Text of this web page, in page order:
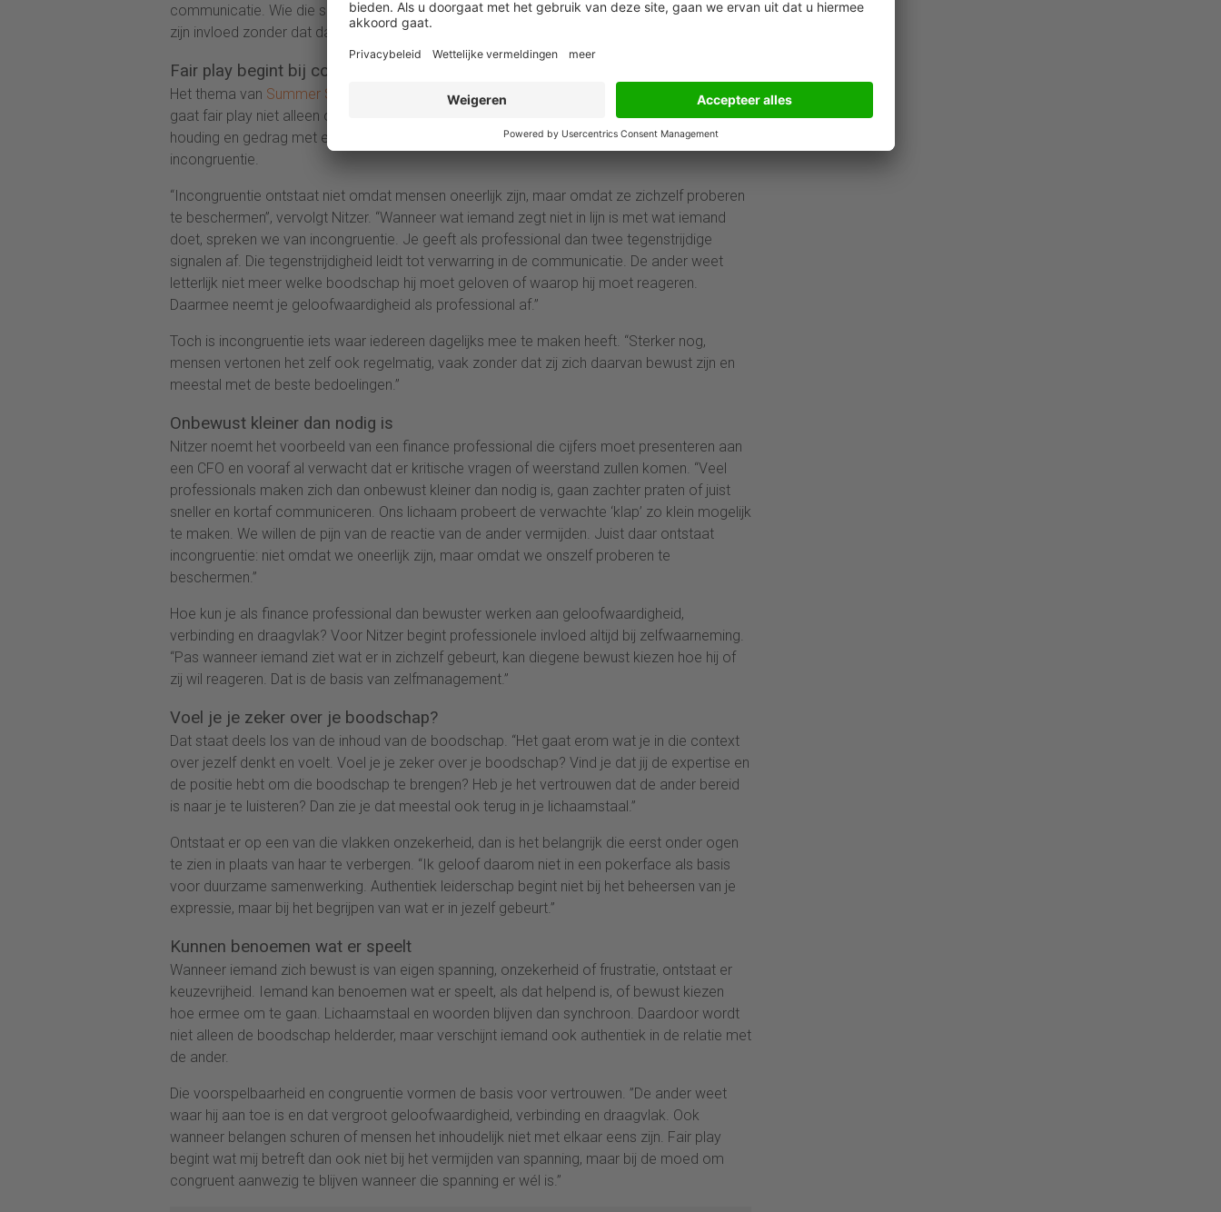
communicatie. Wie die signalen leert herkennen en daarop bewust leert reageren, vergroot
zijn invloed zonder dat daar formele macht voor nodig is.
Fair play begint bij congruentie
Het thema van Summer School 2026
is Fair play in een woelige wereld. In communicatie
gaat fair play niet alleen over wat iemand zegt, maar ook over de vraag of woorden,
houding en gedrag met elkaar kloppen. Wanneer die signalen uiteenlopen, ontstaat
incongruentie.
“Incongruentie ontstaat niet omdat mensen oneerlijk zijn, maar omdat ze zichzelf proberen
te beschermen”, vervolgt Nitzer. “Wanneer wat iemand zegt niet in lijn is met wat iemand
doet, spreken we van incongruentie. Je geeft als professional dan twee tegenstrijdige
signalen af. Die tegenstrijdigheid leidt tot verwarring in de communicatie. De ander weet
letterlijk niet meer welke boodschap hij moet geloven of waarop hij moet reageren.
Daarmee neemt je geloofwaardigheid als professional af.”
Toch is incongruentie iets waar iedereen dagelijks mee te maken heeft. “Sterker nog,
mensen vertonen het zelf ook regelmatig, vaak zonder dat zij zich daarvan bewust zijn en
meestal met de beste bedoelingen.”
Onbewust kleiner dan nodig is
Nitzer noemt het voorbeeld van een finance professional die cijfers moet presenteren aan
een CFO en vooraf al verwacht dat er kritische vragen of weerstand zullen komen. “Veel
professionals maken zich dan onbewust kleiner dan nodig is, gaan zachter praten of juist
sneller en kortaf communiceren. Ons lichaam probeert de verwachte ‘klap’ zo klein mogelijk
te maken. We willen de pijn van de reactie van de ander vermijden. Juist daar ontstaat
incongruentie: niet omdat we oneerlijk zijn, maar omdat we onszelf proberen te
beschermen.”
Hoe kun je als finance professional dan bewuster werken aan geloofwaardigheid,
verbinding en draagvlak? Voor Nitzer begint professionele invloed altijd bij zelfwaarneming.
“Pas wanneer iemand ziet wat er in zichzelf gebeurt, kan diegene bewust kiezen hoe hij of
zij wil reageren. Dat is de basis van zelfmanagement.”
Voel je je zeker over je boodschap?
Dat staat deels los van de inhoud van de boodschap. “Het gaat erom wat je in die context
over jezelf denkt en voelt. Voel je je zeker over je boodschap? Vind je dat jij de expertise en
de positie hebt om die boodschap te brengen? Heb je het vertrouwen dat de ander bereid
is naar je te luisteren? Dan zie je dat meestal ook terug in je lichaamstaal.”
Ontstaat er op een van die vlakken onzekerheid, dan is het belangrijk die eerst onder ogen
te zien in plaats van haar te verbergen. “Ik geloof daarom niet in een pokerface als basis
voor duurzame samenwerking. Authentiek leiderschap begint niet bij het beheersen van je
expressie, maar bij het begrijpen van wat er in jezelf gebeurt.”
Kunnen benoemen wat er speelt
Wanneer iemand zich bewust is van eigen spanning, onzekerheid of frustratie, ontstaat er
keuzevrijheid. Iemand kan benoemen wat er speelt, als dat helpend is, of bewust kiezen
hoe ermee om te gaan. Lichaamstaal en woorden blijven dan synchroon. Daardoor wordt
niet alleen de boodschap helderder, maar verschijnt iemand ook authentiek in de relatie met
de ander.
Die voorspelbaarheid en congruentie vormen de basis voor vertrouwen. ”De ander weet
waar hij aan toe is en dat vergroot geloofwaardigheid, verbinding en draagvlak. Ook
wanneer belangen schuren of mensen het inhoudelijk niet met elkaar eens zijn. Fair play
begint wat mij betreft dan ook niet bij het vermijden van spanning, maar bij de moed om
congruent aanwezig te blijven wanneer die spanning er wél is.”